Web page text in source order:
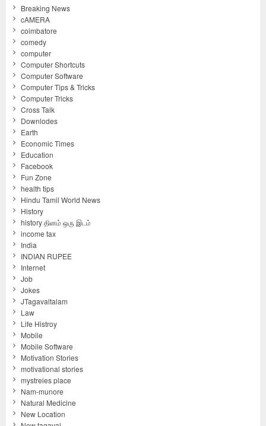
Breaking News
cAMERA
coimbatore
comedy
computer
Computer Shortcuts
Computer Software
Computer Tips & Tricks
Computer Tricks
Cross Talk
Downlodes
Earth
Economic Times
Education
Facebook
Fun Zone
health tips
Hindu Tamil World News
History
history தினம் ஒரு இடம்
income tax
India
INDIAN RUPEE
Internet
Job
Jokes
JTagavaltalam
Law
Life Histroy
Mobile
Mobile Software
Motivation Stories
motivational stories
mystreies place
Nam-munore
Natural Medicine
New Location